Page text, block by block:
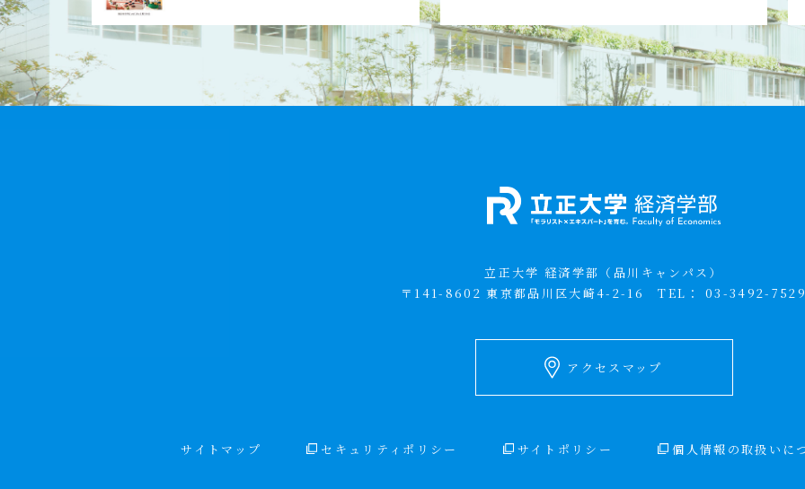
立正大学 経済学部（品川キャンパス）
〒141-8602 東京都品川区大崎4-2-16
TEL：03-3492-
アクセスマップ
サイトマップ セキュリティポリシー サイトポリシー 個人情報の取扱いに